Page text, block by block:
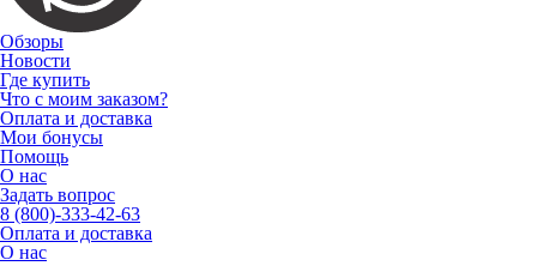
Обзоры
Новости
Где купить
Что с моим заказом?
Оплата и доставка
Мои бонусы
Помощь
О нас
Задать вопрос
8 (800)-333-42-63
Оплата и доставка
О нас